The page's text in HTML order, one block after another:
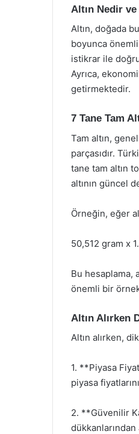
Altın Nedir
Altın, doğada
boyunca önemli
istikrar ile
Ayrıca,
getirmektedir.
7 Tane Tam
Tam altın,
parçasıdır.
tane tam altın
altının güncel
Örneğin, eğer
50,512 gram x
Bu hesaplama,
önemli bir
Altın Alırken
Altın alırken,
1. **Piyasa
piyasa
2. **Güvenilir
dükkanlarından